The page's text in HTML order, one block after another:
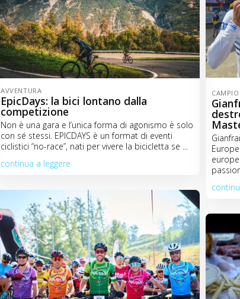
AVVENTURA
EpicDays: la bici lontano dalla
competizione
Non è una gara e l’unica forma di agonismo è solo
con sé stessi. EPICDAYS è un format di eventi
ciclistici “no-race”, nati per vivere la bicicletta se ...
continua a leggere